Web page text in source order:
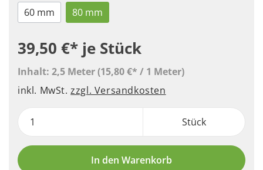
60 mm
80 mm
39,50 €* je Stück
Inhalt: 2,5 Meter(15,80 €* / 1 Meter)
inkl. MwSt.zzgl. Versandkosten
Stück
In den Warenkorb